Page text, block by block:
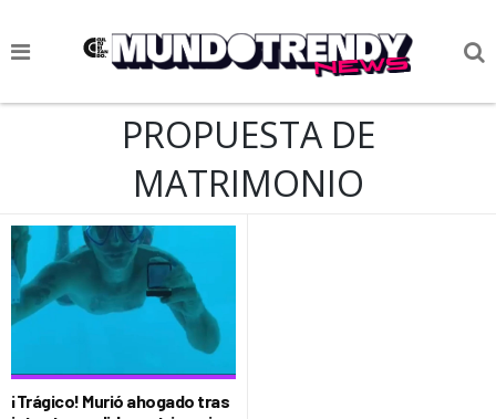
NOTICIAS
CIENCIA Y TECNOLOGÍA
VIDA
SOCIEDAD
CULTURIZANDO.COM
PROPUESTA DE
MATRIMONIO
¡Trágico! Murió ahogado tras